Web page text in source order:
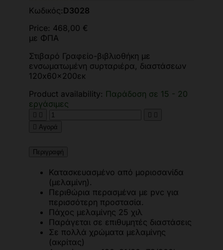
Κωδικός:D3028
Price: 468,00 €
με ΦΠΑ
Στιβαρό Γραφείο-βιβλιοθήκη με
ενσωματωμένη συρταριέρα, διαστάσεων
120x60x200εκ
Product availability: Παράδοση σε 15 - 20
εργάσιμες
   
 Αγορά
Περιγραφή
Κατασκευασμένο από μοριοσανίδα
(μελαμίνη).
Περιθώρια περασμένα με pvc για
περισσότερη προστασία.
Πάχος μελαμίνης 25 χιλ
Παράγεται σε επιθυμητές διαστάσεις
Σε πολλά χρώματα μελαμίνης
(ακρίτας)